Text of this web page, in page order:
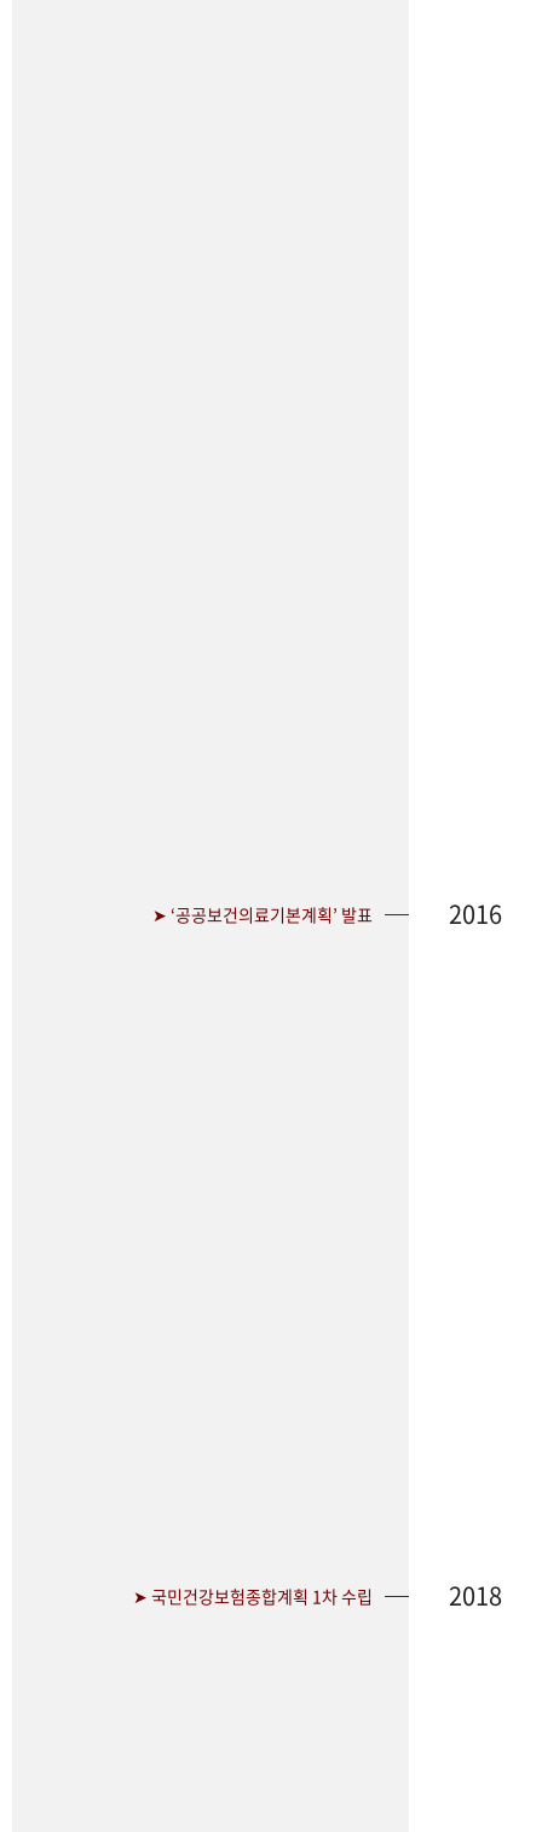
➤ ‘공공보건의료기본계획’ 발표 2016
➤ 국민건강보험종합계획 1차 수립 2018